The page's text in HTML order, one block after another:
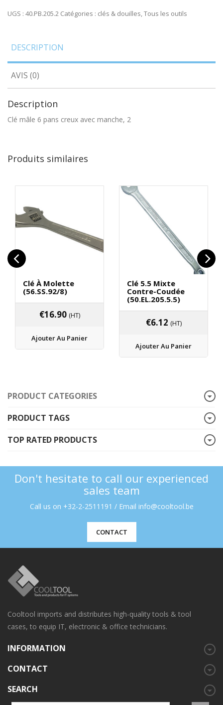
UGS : 40.PB.205.2 Catégories : clés & douilles,Tous les outils
DESCRIPTION
AVIS (0)
Description
Clé mâle 6 pans creux avec manche, 2
Produits similaires
Clé À Molette
(56.SS.92/8)
€16.90 (HT)
Ajouter Au Panier
Clé 5.5 Mixte
Contre-Coudée
(50.EL.205.5.5)
€6.12 (HT)
Ajouter Au Panier
PRODUCT CATEGORIES
PRODUCT TAGS
TOP RATED PRODUCTS
Don't hesitate to call our experienced
sales team
Call us on +32-2-2511191 / Email info@cooltool.be
CONTACT
Cooltool imports and distributes high-quality tools & tool
cases, to equip IT, electronic & office technicians.
INFORMATION
CONTACT
SEARCH